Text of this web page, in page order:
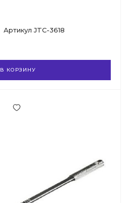
Артикул JTC-3618
В КОРЗИНУ